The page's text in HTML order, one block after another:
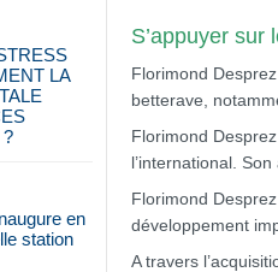
LA
en
station
S’appuyer
Florimond
betterave,
Florimond
l’international.
Florimond
développement
A travers